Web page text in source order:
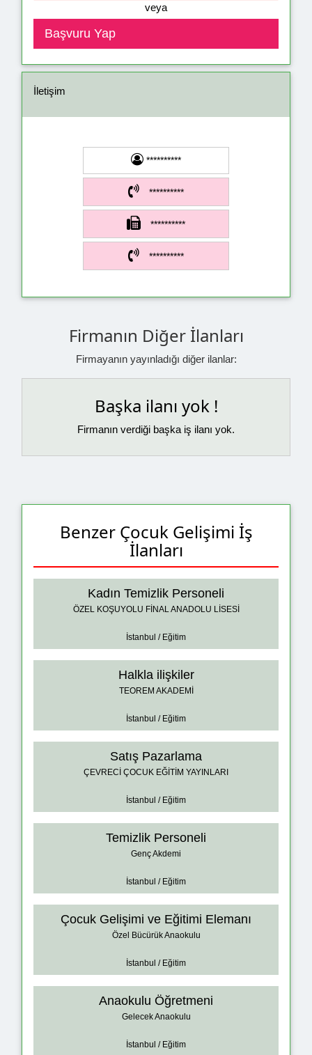
veya
İletişim
**********
**********
**********
**********
Firmanın Diğer İlanları
Firmayanın yayınladığı diğer ilanlar:
Başka ilanı yok !
Firmanın verdiği başka iş ilanı yok.
Benzer Çocuk Gelişimi İş
İlanları
Kadın Temizlik Personeli
ÖZEL KOŞUYOLU FİNAL ANADOLU LİSESİ
İstanbul / Eğitim
Halkla ilişkiler
TEOREM AKADEMİ
İstanbul / Eğitim
Satış Pazarlama
ÇEVRECİ ÇOCUK EĞİTİM YAYINLARI
İstanbul / Eğitim
Temizlik Personeli
Genç Akdemi
İstanbul / Eğitim
Çocuk Gelişimi ve Eğitimi Elemanı
Özel Bücürük Anaokulu
İstanbul / Eğitim
Anaokulu Öğretmeni
Gelecek Anaokulu
İstanbul / Eğitim